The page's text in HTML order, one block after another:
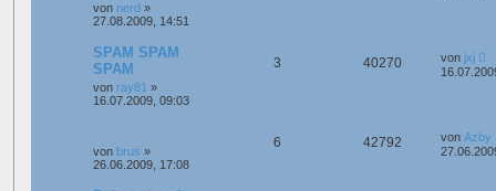
von nerd »
27.08.2009, 14:51
SPAM SPAM
SPAM
von ray81 »
16.07.2009, 09:03
3 40270 von jxj
von brus »
26.06.2009, 17:08
6 42792 von Azby